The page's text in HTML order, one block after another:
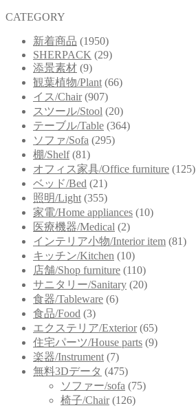
CATEGORY
新着商品 (1950)
SHERPACK (29)
添景素材 (9)
観葉植物/Plant (66)
イス/Chair (907)
スツール/Stool (20)
テーブル/Table (364)
ソファ/Sofa (295)
棚/Shelf (81)
オフィス家具/Office furniture (125)
ベッド/Bed (21)
照明/Light (355)
家電/Home appliances (10)
医療機器/Medical (2)
インテリア小物/Interior item (81)
キッチン/Kitchen (10)
店舗/Shop furniture (110)
サニタリー/Sanitary (20)
食器/Tableware (6)
食品/Food (3)
エクステリア/Exterior (65)
住宅パーツ/House parts (9)
楽器/Instrument (7)
無料3Dデータ (475)
ソファー/sofa (75)
椅子/Chair (126)